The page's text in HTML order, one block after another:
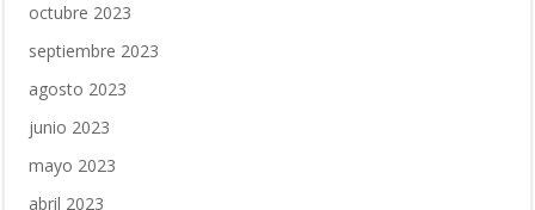
octubre 2023
septiembre 2023
agosto 2023
junio 2023
mayo 2023
abril 2023